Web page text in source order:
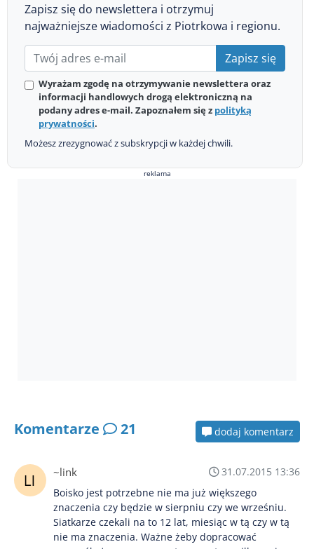
Zapisz się do newslettera i otrzymuj
najważniejsze wiadomości z Piotrkowa i regionu.
Zapisz się
Wyrażam zgodę na otrzymywanie newslettera oraz
informacji handlowych drogą elektroniczną na
podany adres e-mail. Zapoznałem się z polityką
prywatności.
Możesz zrezygnować z subskrypcji w każdej chwili.
reklama
Komentarze 21 dodaj komentarz
~link
31.07.2015 13:36
Boisko jest potrzebne nie ma już większego
znaczenia czy będzie w sierpniu czy we wrześniu.
Siatkarze czekali na to 12 lat, miesiąc w tą czy w tą
nie ma znaczenia. Ważne żeby dopracować